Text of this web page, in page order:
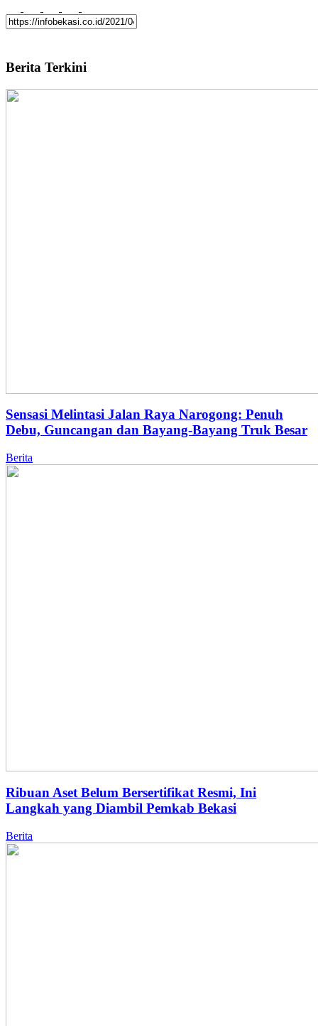
Berita Terkini
Sensasi Melintasi Jalan Raya Narogong: Penuh
Debu, Guncangan dan Bayang-Bayang Truk Besar
Berita
Ribuan Aset Belum Bersertifikat Resmi, Ini
Langkah yang Diambil Pemkab Bekasi
Berita